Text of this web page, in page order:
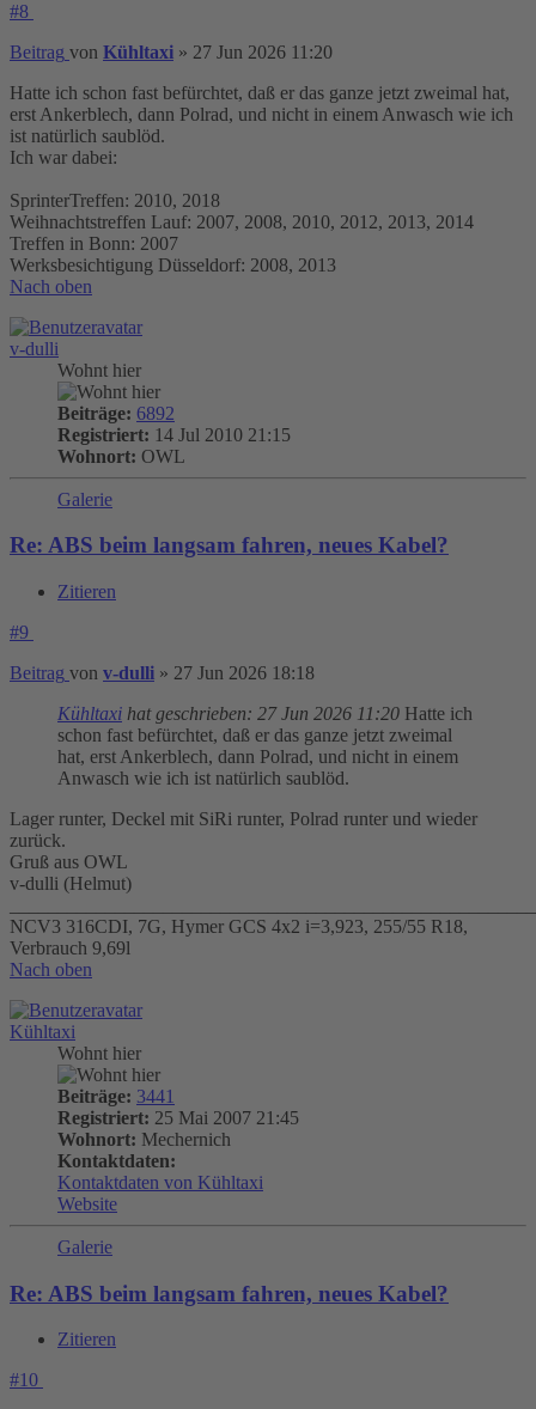
#8
Beitrag von Kühltaxi » 27 Jun 2026 11:20
Hatte ich schon fast befürchtet, daß er das ganze jetzt zweimal hat,
erst Ankerblech, dann Polrad, und nicht in einem Anwasch wie ich
ist natürlich saublöd.
Ich war dabei:
SprinterTreffen: 2010, 2018
Weihnachtstreffen Lauf: 2007, 2008, 2010, 2012, 2013, 2014
Treffen in Bonn: 2007
Werksbesichtigung Düsseldorf: 2008, 2013
Nach oben
v-dulli
Wohnt hier
Beiträge: 6892
Registriert: 14 Jul 2010 21:15
Wohnort: OWL
Galerie
Re: ABS beim langsam fahren, neues Kabel?
Zitieren
#9
Beitrag von v-dulli » 27 Jun 2026 18:18
Kühltaxi hat geschrieben: 27 Jun 2026 11:20 Hatte ich
schon fast befürchtet, daß er das ganze jetzt zweimal
hat, erst Ankerblech, dann Polrad, und nicht in einem
Anwasch wie ich ist natürlich saublöd.
Lager runter, Deckel mit SiRi runter, Polrad runter und wieder
zurück.
Gruß aus OWL
v-dulli (Helmut)
NCV3 316CDI, 7G, Hymer GCS 4x2 i=3,923, 255/55 R18,
Verbrauch 9,69l
Nach oben
Kühltaxi
Wohnt hier
Beiträge: 3441
Registriert: 25 Mai 2007 21:45
Wohnort: Mechernich
Kontaktdaten:
Kontaktdaten von Kühltaxi
Website
Galerie
Re: ABS beim langsam fahren, neues Kabel?
Zitieren
#10